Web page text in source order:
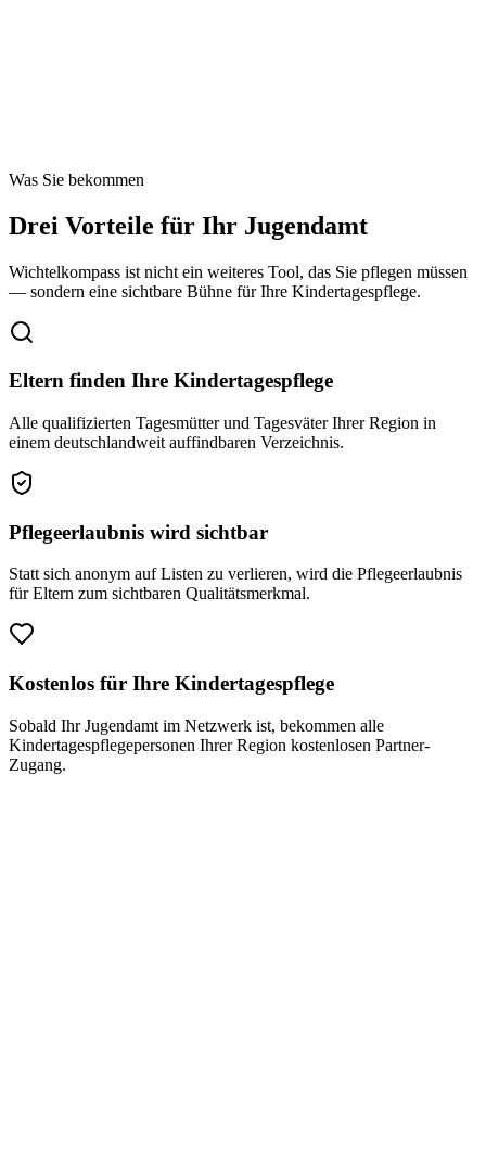
Was Sie bekommen
Drei Vorteile für Ihr Jugendamt
Wichtelkompass ist nicht ein weiteres Tool, das Sie pflegen müssen
— sondern eine sichtbare Bühne für Ihre Kindertagespflege.
Eltern finden Ihre Kindertagespflege
Alle qualifizierten Tagesmütter und Tagesväter Ihrer Region in
einem deutschlandweit auffindbaren Verzeichnis.
Pflegeerlaubnis wird sichtbar
Statt sich anonym auf Listen zu verlieren, wird die Pflegeerlaubnis
für Eltern zum sichtbaren Qualitätsmerkmal.
Kostenlos für Ihre Kindertagespflege
Sobald Ihr Jugendamt im Netzwerk ist, bekommen alle
Kindertagespflegepersonen Ihrer Region kostenlosen Partner-
Zugang.